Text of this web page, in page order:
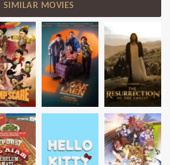
SIMILAR MOVIES